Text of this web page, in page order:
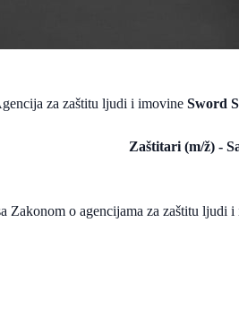
za zaštitu ljudi i imovine Sword
Zaštitari (m/ž) -
Zakonom o agencijama za zaštitu ljudi